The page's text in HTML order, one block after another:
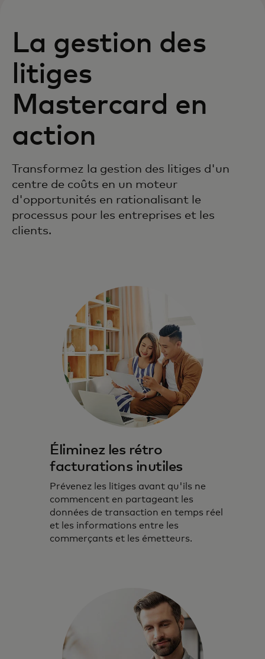
La gestion des
litiges
Mastercard en
action
Transformez la gestion des litiges d'un
centre de coûts en un moteur
d'opportunités en rationalisant le
processus pour les entreprises et les
clients.
Éliminez les rétro
facturations inutiles
Prévenez les litiges avant qu'ils ne
commencent en partageant les
données de transaction en temps réel
et les informations entre les
commerçants et les émetteurs.